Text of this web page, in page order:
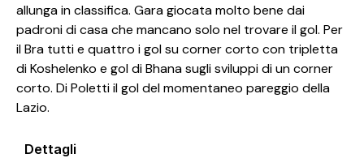
allunga in classifica. Gara giocata molto bene dai
padroni di casa che mancano solo nel trovare il gol. Per
il Bra tutti e quattro i gol su corner corto con tripletta
di Koshelenko e gol di Bhana sugli sviluppi di un corner
corto. Di Poletti il gol del momentaneo pareggio della
Lazio.
Dettagli